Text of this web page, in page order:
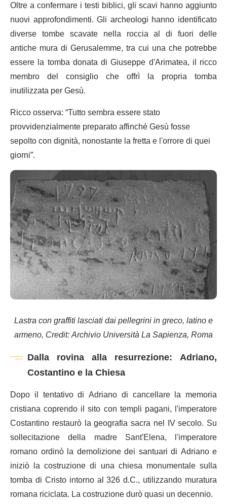
Oltre a confermare i testi biblici, gli scavi hanno aggiunto
nuovi approfondimenti. Gli archeologi hanno identificato
diverse tombe scavate nella roccia al di fuori delle
antiche mura di Gerusalemme, tra cui una che potrebbe
essere la tomba donata di Giuseppe d'Arimatea, il ricco
membro del consiglio che offrì la propria tomba
inutilizzata per Gesù.
Ricco osserva: “Tutto sembra essere stato
provvidenzialmente preparato affinché Gesù fosse
sepolto con dignità, nonostante la fretta e l'orrore di quei
giorni”.
Lastra con graffiti lasciati dai pellegrini in greco, latino e
armeno, Credit: Archivio Università La Sapienza, Roma
Dalla rovina alla resurrezione: Adriano,
Costantino e la Chiesa
Dopo il tentativo di Adriano di cancellare la memoria
cristiana coprendo il sito con templi pagani, l'imperatore
Costantino restaurò la geografia sacra nel IV secolo. Su
sollecitazione della madre Sant'Elena, l'imperatore
romano ordinò la demolizione dei santuari di Adriano e
iniziò la costruzione di una chiesa monumentale sulla
tomba di Cristo intorno al 326 d.C., utilizzando muratura
romana riciclata. La costruzione durò quasi un decennio.